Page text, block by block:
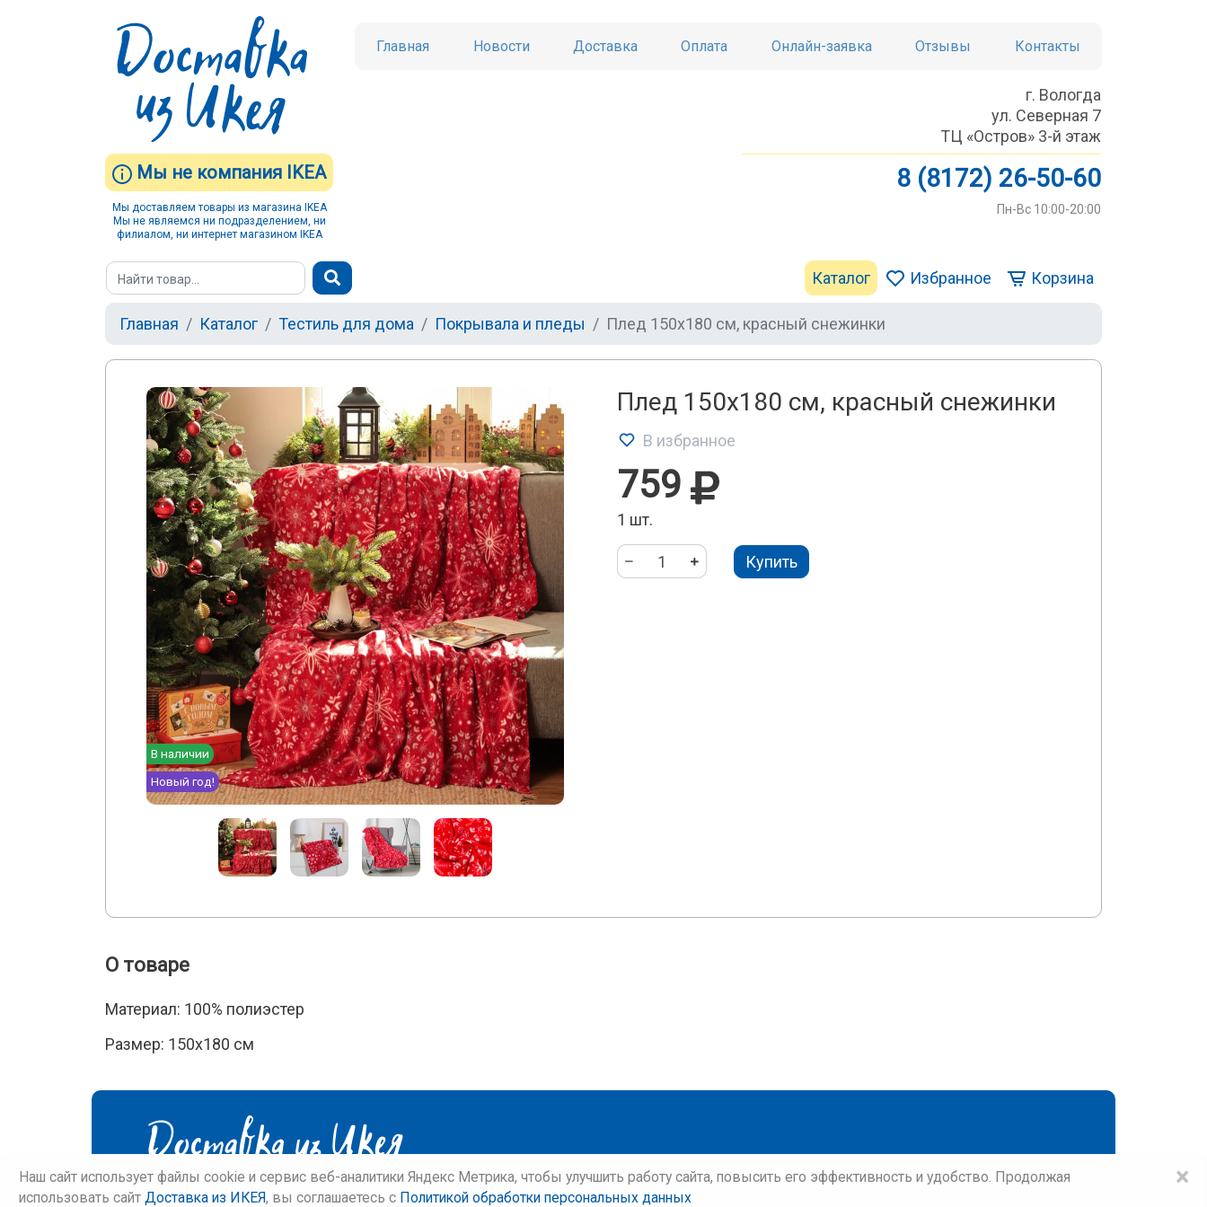
Мы не компания IKEA
Мы доставляем товары из магазина IKEA
Мы не являемся ни подразделением, ни
филиалом, ни интернет магазином IKEA
Главная Новости Доставка Оплата Онлайн-заявка Отзывы Контакты
г. Вологда
ул. Северная 7
ТЦ «Остров» 3-й этаж
8 (8172) 26-50-60
Пн-Вс 10:00-20:00
Каталог Избранное Корзина
Главная Каталог Тестиль для дома Покрывала и пледы Плед 150х180 см, красный снежинки
В наличии
Новый год!
Плед 150х180 см, красный снежинки
В избранное
759
1 шт.
Купить
О товаре
Материал: 100% полиэстер
Размер: 150х180 см
×
Наш сайт использует файлы cookie и сервис веб-аналитики Яндекс Метрика, чтобы улучшить работу сайта, повысить его эффективность и удобство. Продолжая
использовать сайт Доставка из ИКЕЯ, вы соглашаетесь c Политикой обработки персональных данных